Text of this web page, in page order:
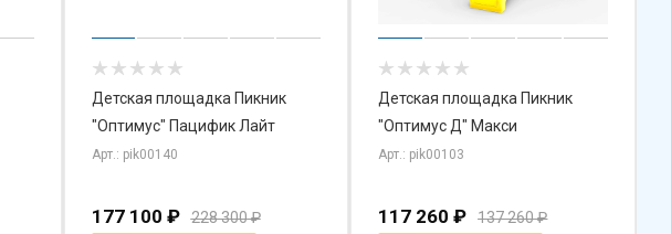
Детская площадка Пикник
"Оптимус" Пацифик Лайт
Арт.: pik00140
177 100 ₽ 228 300₽
Детская площадка Пикник
"Оптимус Д" Макси
Арт.: pik00103
117 260 ₽ 137 260₽